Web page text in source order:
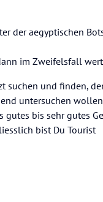
der aegyptischen
im Zweifelsfall
suchen und finden,
untersuchen
gutes bis sehr gutes
bist Du Tourist